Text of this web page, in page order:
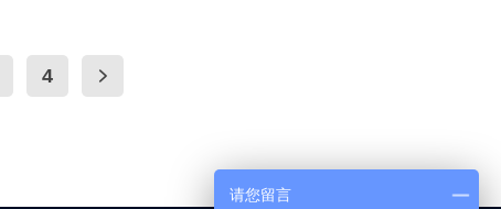
4
请您留言